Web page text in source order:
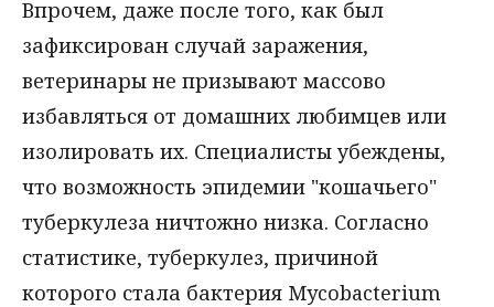
Впрочем, даже после того, как был
зафиксирован случай заражения,
ветеринары не призывают массово
избавляться от домашних любимцев или
изолировать их. Специалисты убеждены,
что возможность эпидемии "кошачьего"
туберкулеза ничтожно низка. Согласно
статистике, туберкулез, причиной
которого стала бактерия Mycobacterium